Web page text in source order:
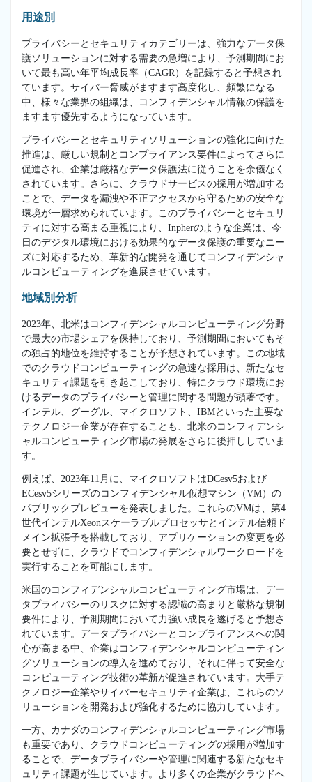
用途別
プライバシーとセキュリティカテゴリーは、強力なデータ保
護ソリューションに対する需要の急増により、予測期間にお
いて最も高い年平均成長率（CAGR）を記録すると予想され
ています。サイバー脅威がますます高度化し、頻繁になる
中、様々な業界の組織は、コンフィデンシャル情報の保護を
ますます優先するようになっています。
プライバシーとセキュリティソリューションの強化に向けた
推進は、厳しい規制とコンプライアンス要件によってさらに
促進され、企業は厳格なデータ保護法に従うことを余儀なく
されています。さらに、クラウドサービスの採用が増加する
ことで、データを漏洩や不正アクセスから守るための安全な
環境が一層求められています。このプライバシーとセキュリ
ティに対する高まる重視により、Inpherのような企業は、今
日のデジタル環境における効果的なデータ保護の重要なニー
ズに対応するため、革新的な開発を通じてコンフィデンシャ
ルコンピューティングを進展させています。
地域別分析
2023年、北米はコンフィデンシャルコンピューティング分野
で最大の市場シェアを保持しており、予測期間においてもそ
の独占的地位を維持することが予想されています。この地域
でのクラウドコンピューティングの急速な採用は、新たなセ
キュリティ課題を引き起こしており、特にクラウド環境にお
けるデータのプライバシーと管理に関する問題が顕著です。
インテル、グーグル、マイクロソフト、IBMといった主要な
テクノロジー企業が存在することも、北米のコンフィデンシ
ャルコンピューティング市場の発展をさらに後押ししていま
す。
例えば、2023年11月に、マイクロソフトはDCesv5および
ECesv5シリーズのコンフィデンシャル仮想マシン（VM）の
パブリックプレビューを発表しました。これらのVMは、第4
世代インテルXeonスケーラブルプロセッサとインテル信頼ド
メイン拡張子を搭載しており、アプリケーションの変更を必
要とせずに、クラウドでコンフィデンシャルワークロードを
実行することを可能にします。
米国のコンフィデンシャルコンピューティング市場は、デー
タプライバシーのリスクに対する認識の高まりと厳格な規制
要件により、予測期間において力強い成長を遂げると予想さ
れています。データプライバシーとコンプライアンスへの関
心が高まる中、企業はコンフィデンシャルコンピューティン
グソリューションの導入を進めており、それに伴って安全な
コンピューティング技術の革新が促進されています。大手テ
クノロジー企業やサイバーセキュリティ企業は、これらのソ
リューションを開発および強化するために協力しています。
一方、カナダのコンフィデンシャルコンピューティング市場
も重要であり、クラウドコンピューティングの採用が増加す
ることで、データプライバシーや管理に関連する新たなセキ
ュリティ課題が生じています。より多くの企業がクラウドへ